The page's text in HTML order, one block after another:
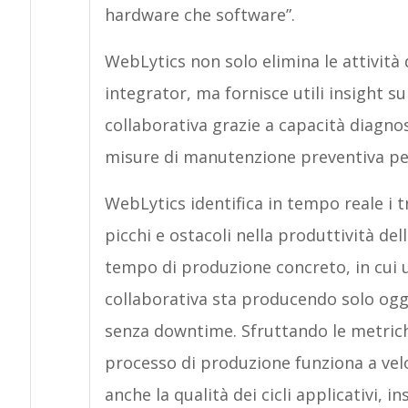
hardware che software”.
WebLytics non solo elimina le
integrator, ma fornisce utili insight
collaborativa grazie a capacità
misure di manutenzione preventiva
WebLytics identifica in tempo reale i
picchi e ostacoli nella produttività
tempo di produzione concreto, in cui
collaborativa sta producendo solo
senza downtime. Sfruttando le
processo di produzione funziona a
anche la qualità dei cicli applicativi,